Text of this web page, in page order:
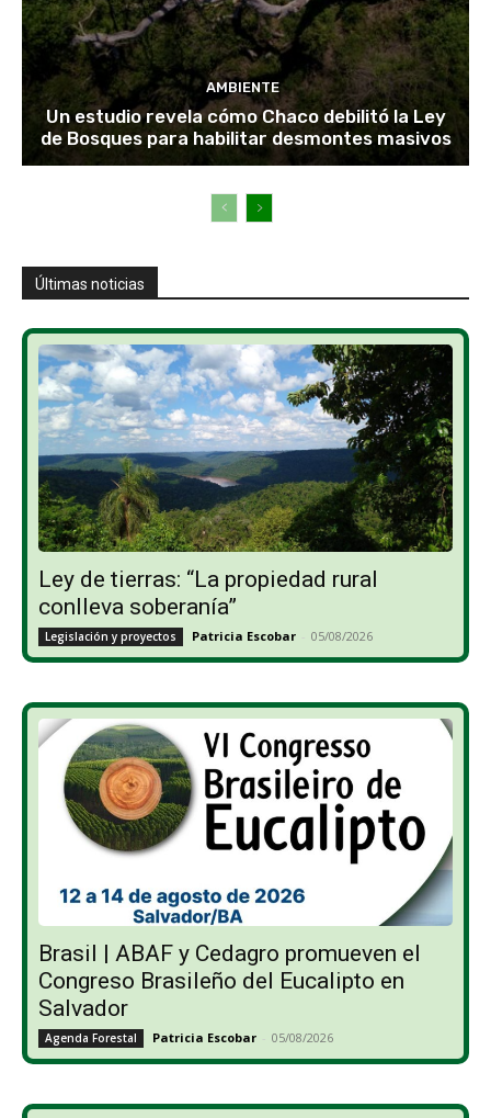
AMBIENTE
Un estudio revela cómo Chaco debilitó la Ley
de Bosques para habilitar desmontes masivos
Últimas noticias
Ley de tierras: “La propiedad rural
conlleva soberanía”
Legislación y proyectos Patricia Escobar - 05/08/2026
Brasil | ABAF y Cedagro promueven el
Congreso Brasileño del Eucalipto en
Salvador
Agenda Forestal Patricia Escobar - 05/08/2026